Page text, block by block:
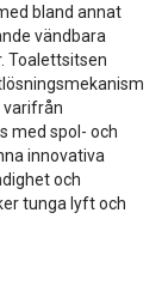
bland annat
vändbara
Toalettsitsen
varifrån
med spol- och
innovativa
och
tunga lyft och